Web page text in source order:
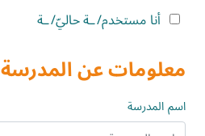
الصّفّ التّاسع
الصّفّ الحادي عشر
الصّفّ الثّاني عشر
أنا مستخدم/ـة حاليّ/ـة
معلومات عن المدرسة
اسم المدرسة